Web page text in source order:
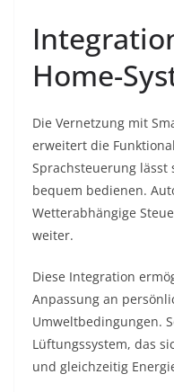
Home-
Die Vernetzung mit
erweitert die
Sprachsteuerung
bequem bedienen.
Wetterabhängige
weiter.
Diese Integration
Anpassung an
Umweltbedingungen.
Lüftungssystem, das
und gleichzeitig